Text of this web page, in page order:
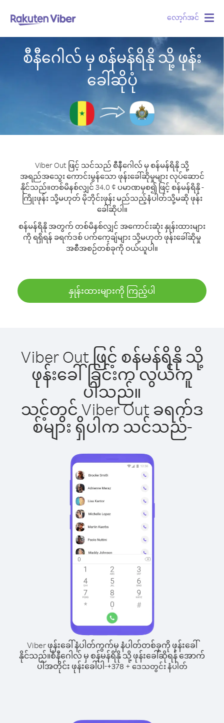
လော့ဂ်အင်
စီနီဂေါလ် မှ စန်မန်ရိနို သို့ ဖုန်း
ခေါ်ဆိုပုံ
Viber Out ဖြင့် သင်သည် စီနီဂေါလ် မှ စန်မန်ရိနို သို့
အရည်အသွေး ကောင်းမွန်သော ဖုန်းခေါ်ဆိုမှုများ လုပ်ဆောင်
နိုင်သည်။တစ်မိနစ်လျှင် 34.0 ¢ ပမာဏမှစ၍ ဖြင့် စန်မန်ရိနို -
ကြိုးဖုန်း သို့မဟုတ် မိုဘိုင်းဖုန်း မည်သည့်နံပါတ်သို့မဆို ဖုန်း
ခေါ်ဆိုပါ။
စန်မန်ရိနို အတွက် တစ်မိနစ်လျှင် အကောင်းဆုံး နှုန်းထားများ
ကို ရရှိရန် ခရက်ဒစ် ပက်ကေ့ချ်များ သို့မဟုတ် ဖုန်းခေါ်ဆိုမှု
အစီအစဉ်တစ်ခုကို ဝယ်ယူပါ။
နှုန်းထားများကို ကြည့်ပါ
Viber Out ဖြင့် စန်မန်ရိနို သို့
ဖုန်းခေါ်ခြင်းက လွယ်ကူ
ပါသည်။
သင့်တွင် Viber Out ခရက်ဒ
စ်များ ရှိပါက သင်သည်-
Viber ဖုန်းခေါ်နံပါတ်ကွက်မှ နံပါတ်တစ်ခုကို ဖုန်းခေါ်
နိုင်သည်။စီနီဂေါလ် မှ စန်မန်ရိနို သို့ ဖုန်းခေါ်ဆိုရန် အောက်
ပါအတိုင်း ဖုန်းခေါ်ပါ-+378 + ဒေသတွင်း နံပါတ်